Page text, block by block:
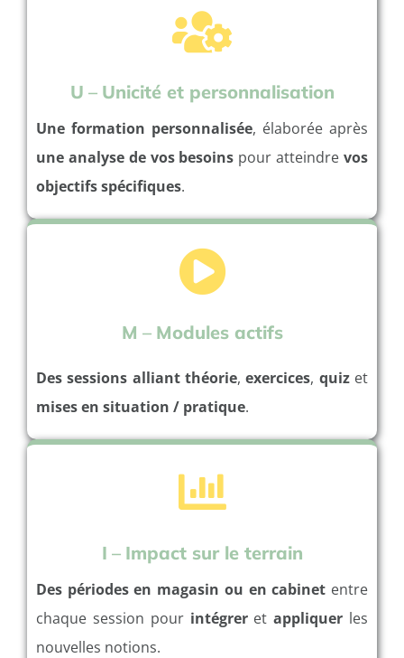
U – Unicité et personnalisation
Une formation personnalisée, élaborée après
une analyse de vos besoins pour atteindrevos
objectifs spécifiques.
M – Modules actifs
Des sessions alliant théorie,exercices, quizet
mises en situation / pratique.
I – Impact sur le terrain
Des périodes en magasin ou en cabinet entre
chaque session pour intégreretappliquer les
nouvelles notions.